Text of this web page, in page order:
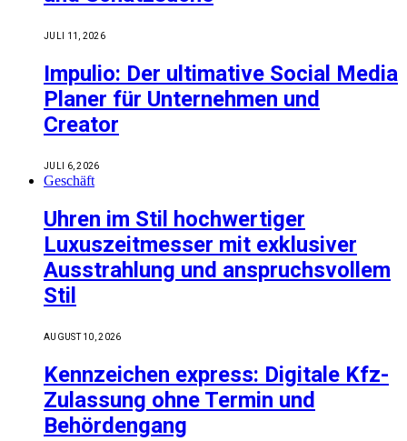
JULI 11, 2026
Impulio: Der ultimative Social Media
Planer für Unternehmen und
Creator
JULI 6, 2026
Geschäft
Uhren im Stil hochwertiger
Luxuszeitmesser mit exklusiver
Ausstrahlung und anspruchsvollem
Stil
AUGUST 10, 2026
Kennzeichen express: Digitale Kfz-
Zulassung ohne Termin und
Behördengang